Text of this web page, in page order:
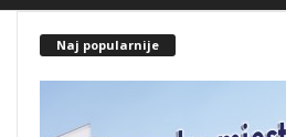
Naj popularnije